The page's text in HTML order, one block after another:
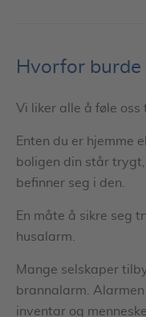
Hvorfor burde
Vi liker alle å føle oss
Enten du er hjemme
boligen din står
befinner seg i den.
En måte å sikre seg
husalarm.
Mange selskaper
brannalarm.
inventar og
Hva er tyvene
Dokumenter
Spar penger
Uforpliktende